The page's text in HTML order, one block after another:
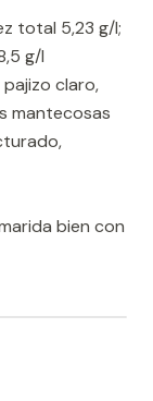
total 5,23 g/l;
g/l
claro,
mantecosas
bien con